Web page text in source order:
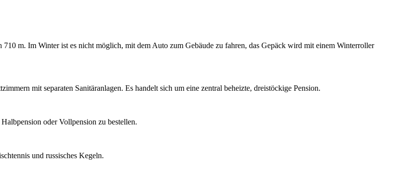
m. Im Winter ist es nicht möglich, mit dem Auto zum Gebäude zu fahren, das Gepäck wird mit einem Winterroller
mit separaten Sanitäranlagen. Es handelt sich um eine zentral beheizte, dreistöckige Pension.
oder Vollpension zu bestellen.
und russisches Kegeln.